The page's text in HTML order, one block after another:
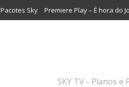
Pacotes Sky Premiere Play – É hora do
SKY TV - Planos